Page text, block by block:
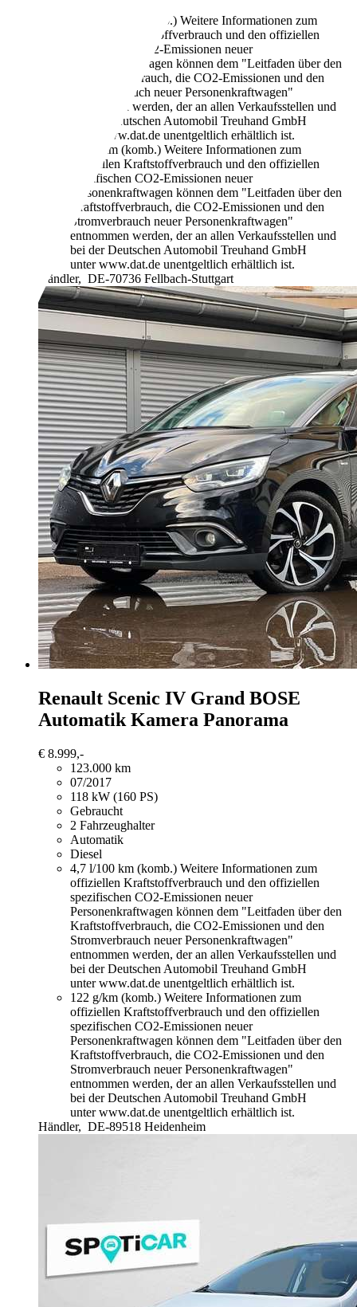
7,9 l/100 km (komb.) Weitere Informationen zum
offiziellen Kraftstoffverbrauch und den offiziellen
spezifischen CO2-Emissionen neuer
Personenkraftwagen können dem "Leitfaden über den
Kraftstoffverbrauch, die CO2-Emissionen und den
Stromverbrauch neuer Personenkraftwagen"
entnommen werden, der an allen Verkaufsstellen und
bei der Deutschen Automobil Treuhand GmbH
unter www.dat.de unentgeltlich erhältlich ist.
187 g/km (komb.) Weitere Informationen zum
offiziellen Kraftstoffverbrauch und den offiziellen
spezifischen CO2-Emissionen neuer
Personenkraftwagen können dem "Leitfaden über den
Kraftstoffverbrauch, die CO2-Emissionen und den
Stromverbrauch neuer Personenkraftwagen"
entnommen werden, der an allen Verkaufsstellen und
bei der Deutschen Automobil Treuhand GmbH
unter www.dat.de unentgeltlich erhältlich ist.
Händler, DE-70736 Fellbach-Stuttgart
Renault Scenic IV Grand BOSE
Automatik Kamera Panorama
€ 8.999,-
123.000 km
07/2017
118 kW (160 PS)
Gebraucht
2 Fahrzeughalter
Automatik
Diesel
4,7 l/100 km (komb.) Weitere Informationen zum
offiziellen Kraftstoffverbrauch und den offiziellen
spezifischen CO2-Emissionen neuer
Personenkraftwagen können dem "Leitfaden über den
Kraftstoffverbrauch, die CO2-Emissionen und den
Stromverbrauch neuer Personenkraftwagen"
entnommen werden, der an allen Verkaufsstellen und
bei der Deutschen Automobil Treuhand GmbH
unter www.dat.de unentgeltlich erhältlich ist.
122 g/km (komb.) Weitere Informationen zum
offiziellen Kraftstoffverbrauch und den offiziellen
spezifischen CO2-Emissionen neuer
Personenkraftwagen können dem "Leitfaden über den
Kraftstoffverbrauch, die CO2-Emissionen und den
Stromverbrauch neuer Personenkraftwagen"
entnommen werden, der an allen Verkaufsstellen und
bei der Deutschen Automobil Treuhand GmbH
unter www.dat.de unentgeltlich erhältlich ist.
Händler, DE-89518 Heidenheim